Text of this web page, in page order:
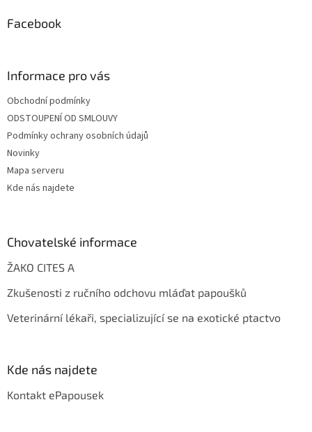
Facebook
Informace pro vás
Obchodní podmínky
ODSTOUPENÍ OD SMLOUVY
Podmínky ochrany osobních údajů
Novinky
Mapa serveru
Kde nás najdete
Chovatelské informace
ŽAKO CITES A
Zkušenosti z ručního odchovu mláďat papoušků
Veterinární lékaři, specializující se na exotické ptactvo
Kde nás najdete
Kontakt ePapousek